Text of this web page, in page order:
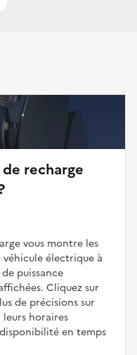
recharge
vous montre les
électrique à
puissance
Cliquez sur
de précisions sur
leurs horaires
en temps